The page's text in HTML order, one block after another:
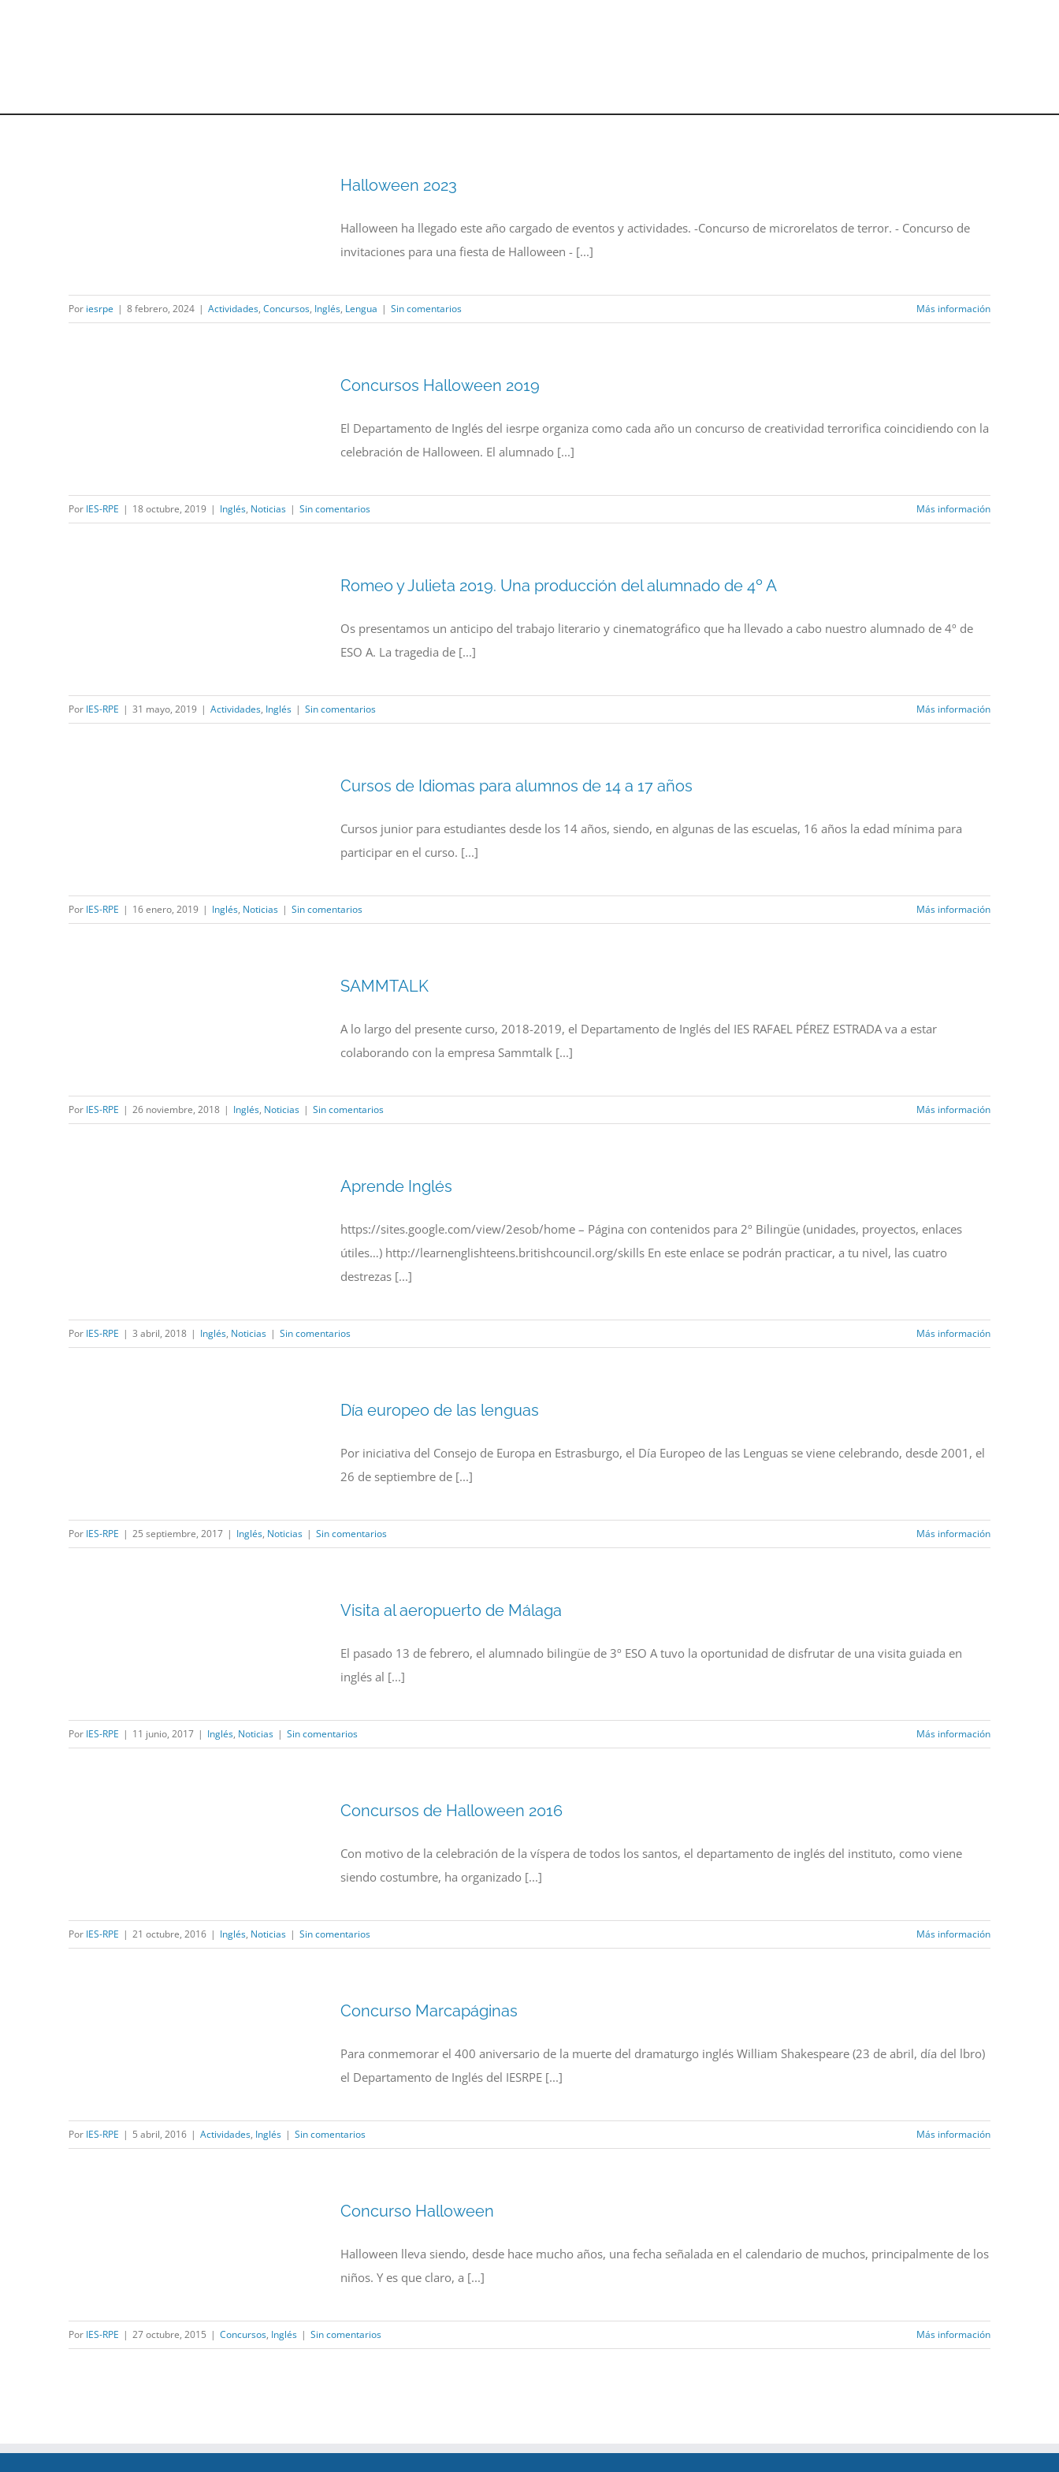
Halloween 2023
Halloween ha llegado este año cargado de eventos y actividades. -Concurso de microrelatos de terror. - Concurso de
invitaciones para una fiesta de Halloween - [...]
Por iesrpe | 8 febrero, 2024 | Actividades, Concursos, Inglés, Lengua | Sin comentarios Más información
Concursos Halloween 2019
El Departamento de Inglés del iesrpe organiza como cada año un concurso de creatividad terrorifica coincidiendo con la
celebración de Halloween. El alumnado [...]
Por IES-RPE | 18 octubre, 2019 | Inglés, Noticias | Sin comentarios Más información
Romeo y Julieta 2019. Una producción del alumnado de 4º A
Os presentamos un anticipo del trabajo literario y cinematográfico que ha llevado a cabo nuestro alumnado de 4º de
ESO A. La tragedia de [...]
Por IES-RPE | 31 mayo, 2019 | Actividades, Inglés | Sin comentarios Más información
Cursos de Idiomas para alumnos de 14 a 17 años
Cursos junior para estudiantes desde los 14 años, siendo, en algunas de las escuelas, 16 años la edad mínima para
participar en el curso. [...]
Por IES-RPE | 16 enero, 2019 | Inglés, Noticias | Sin comentarios Más información
SAMMTALK
A lo largo del presente curso, 2018-2019, el Departamento de Inglés del IES RAFAEL PÉREZ ESTRADA va a estar
colaborando con la empresa Sammtalk [...]
Por IES-RPE | 26 noviembre, 2018 | Inglés, Noticias | Sin comentarios Más información
Aprende Inglés
https://sites.google.com/view/2esob/home – Página con contenidos para 2º Bilingüe (unidades, proyectos, enlaces
útiles…) http://learnenglishteens.britishcouncil.org/skills En este enlace se podrán practicar, a tu nivel, las cuatro
destrezas [...]
Por IES-RPE | 3 abril, 2018 | Inglés, Noticias | Sin comentarios Más información
Día europeo de las lenguas
Por iniciativa del Consejo de Europa en Estrasburgo, el Día Europeo de las Lenguas se viene celebrando, desde 2001, el
26 de septiembre de [...]
Por IES-RPE | 25 septiembre, 2017 | Inglés, Noticias | Sin comentarios Más información
Visita al aeropuerto de Málaga
El pasado 13 de febrero, el alumnado bilingüe de 3º ESO A tuvo la oportunidad de disfrutar de una visita guiada en
inglés al [...]
Por IES-RPE | 11 junio, 2017 | Inglés, Noticias | Sin comentarios Más información
Concursos de Halloween 2016
Con motivo de la celebración de la víspera de todos los santos, el departamento de inglés del instituto, como viene
siendo costumbre, ha organizado [...]
Por IES-RPE | 21 octubre, 2016 | Inglés, Noticias | Sin comentarios Más información
Concurso Marcapáginas
Para conmemorar el 400 aniversario de la muerte del dramaturgo inglés William Shakespeare (23 de abril, día del lbro)
el Departamento de Inglés del IESRPE [...]
Por IES-RPE | 5 abril, 2016 | Actividades, Inglés | Sin comentarios Más información
Concurso Halloween
Halloween lleva siendo, desde hace mucho años, una fecha señalada en el calendario de muchos, principalmente de los
niños. Y es que claro, a [...]
Por IES-RPE | 27 octubre, 2015 | Concursos, Inglés | Sin comentarios Más información